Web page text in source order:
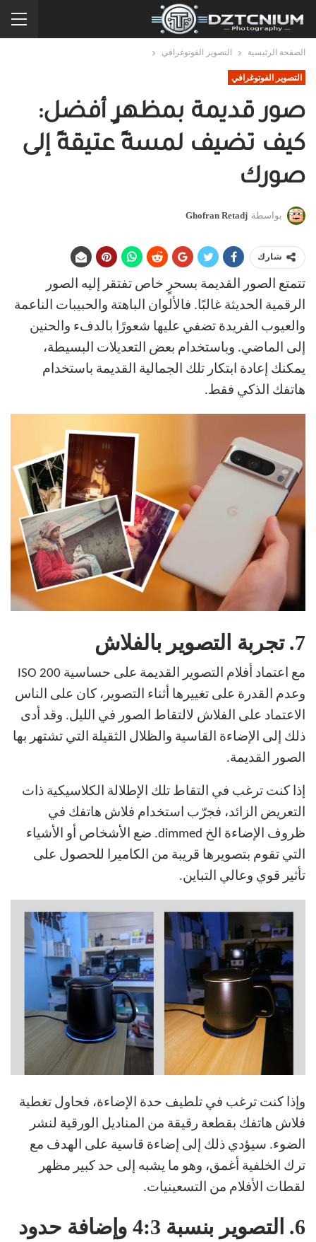
الصفحة الرئيسية التصوير الفوتوغرافي
التصوير الفوتوغرافي
صور قديمة بمظهرٍ أفضل:
كيف تضيف لمسةً عتيقةً إلى
صورك
بواسطة Ghofran Retadj
شارك
تتمتع الصور القديمة بسحرٍ خاص تفتقر إليه الصور
الرقمية الحديثة غالبًا. فالألوان الباهتة والحبيبات الناعمة
والعيوب الفريدة تضفي عليها شعورًا بالدفء والحنين
إلى الماضي. وباستخدام بعض التعديلات البسيطة،
يمكنك إعادة ابتكار تلك الجمالية القديمة باستخدام
هاتفك الذكي فقط.
7. تجربة التصوير بالفلاش
مع اعتماد أفلام التصوير القديمة على حساسية ISO 200
وعدم القدرة على تغييرها أثناء التصوير، كان على الناس
الاعتماد على الفلاش لالتقاط الصور في الليل. وقد أدى
ذلك إلى الإضاءة القاسية والظلال الثقيلة التي تشتهر بها
الصور القديمة.
إذا كنت ترغب في التقاط تلك الإطلالة الكلاسيكية ذات
التعريض الزائد، فجرّب استخدام فلاش هاتفك في
ظروف الإضاءة الخ dimmed. ضع الأشخاص أو الأشياء
التي تقوم بتصويرها قريبة من الكاميرا للحصول على
تأثير قوي وعالي التباين.
وإذا كنت ترغب في تلطيف حدة الإضاءة، فحاول تغطية
فلاش هاتفك بقطعة رقيقة من المناديل الورقية لنشر
الضوء. سيؤدي ذلك إلى إضاءة قاسية على الهدف مع
ترك الخلفية أغمق، وهو ما يشبه إلى حد كبير مظهر
لقطات الأفلام من التسعينيات.
6.
التصوير بنسبة 4:3 وإضافة حدود